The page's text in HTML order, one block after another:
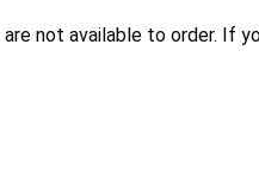
not available to order. If